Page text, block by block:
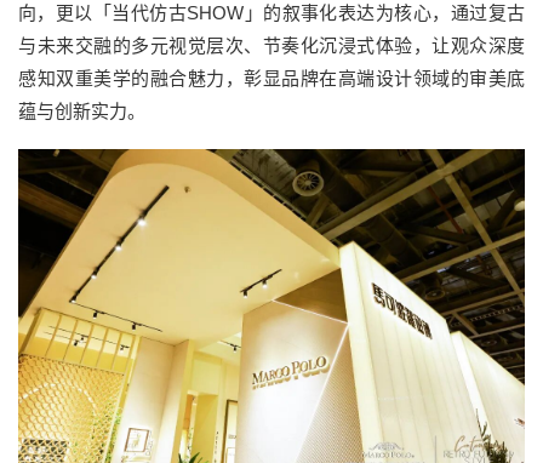
向，更以「当代仿古SHOW」的叙事化表达为核心，通过复古
与未来交融的多元视觉层次、节奏化沉浸式体验，让观众深度
感知双重美学的融合魅力，彰显品牌在高端设计领域的审美底
蕴与创新实力。